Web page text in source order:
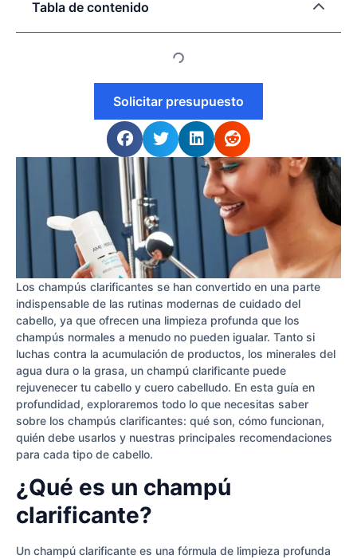
Los champús clarificantes se han convertido en una parte
indispensable de las rutinas modernas de cuidado del
cabello, ya que ofrecen una limpieza profunda que los
champús normales a menudo no pueden igualar. Tanto si
luchas contra la acumulación de productos, los minerales del
agua dura o la grasa, un champú clarificante puede
rejuvenecer tu cabello y cuero cabelludo. En esta guía en
profundidad, exploraremos todo lo que necesitas saber
sobre los champús clarificantes: qué son, cómo funcionan,
quién debe usarlos y nuestras principales recomendaciones
para cada tipo de cabello.
¿Qué es un champú
clarificante?
Un champú clarificante es una fórmula de limpieza profunda
Tabla de contenido
Solicitar presupuesto